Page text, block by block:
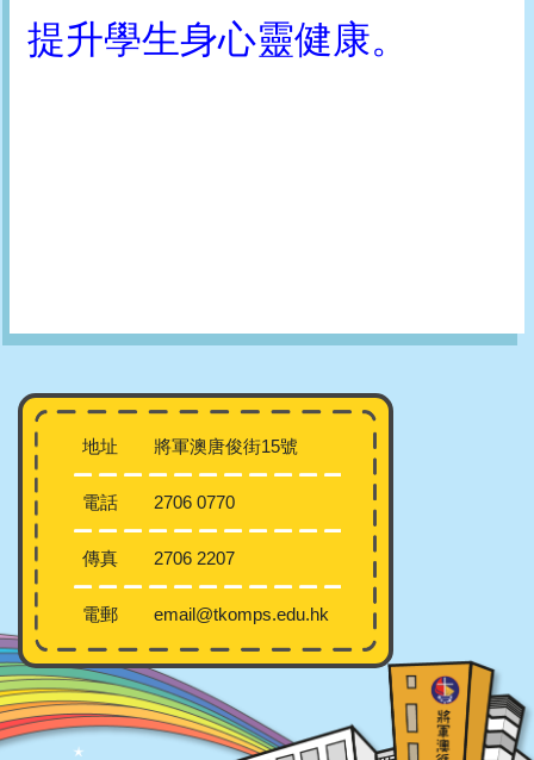
提升學生身心靈健康。
地址 將軍澳唐俊街15號
電話 2706 0770
傳真 2706 2207
電郵 email@tkomps.edu.hk